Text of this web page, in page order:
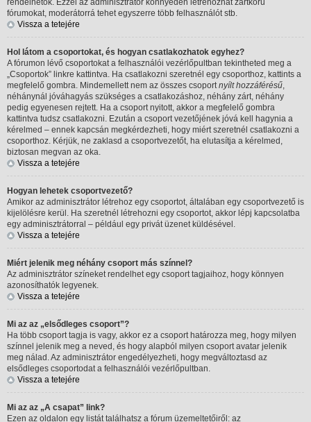
rendelhetők. Ezzel az adminisztrátor könnyedén létrehozhat zártkörű
fórumokat, moderátorrá tehet egyszerre több felhasználót stb.
Vissza a tetejére
Hol látom a csoportokat, és hogyan csatlakozhatok egyhez?
A fórumon lévő csoportokat a felhasználói vezérlőpultban tekintheted meg a
„Csoportok” linkre kattintva. Ha csatlakozni szeretnél egy csoporthoz, kattints a
megfelelő gombra. Mindemellett nem az összes csoportnyílt hozzáférésű,
néhánynál jóváhagyás szükséges a csatlakozáshoz, néhány zárt, néhány
pedig egyenesen rejtett. Ha a csoport nyitott, akkor a megfelelő gombra
kattintva tudsz csatlakozni. Ezután a csoport vezetőjének jóvá kell hagynia a
kérelmed – ennek kapcsán megkérdezheti, hogy miért szeretnél csatlakozni a
csoporthoz. Kérjük, ne zaklasd a csoportvezetőt, ha elutasítja a kérelmed,
biztosan megvan az oka.
Vissza a tetejére
Hogyan lehetek csoportvezető?
Amikor az adminisztrátor létrehoz egy csoportot, általában egy csoportvezető is
kijelölésre kerül. Ha szeretnél létrehozni egy csoportot, akkor lépj kapcsolatba
egy adminisztrátorral – például egy privát üzenet küldésével.
Vissza a tetejére
Miért jelenik meg néhány csoport más színnel?
Az adminisztrátor színeket rendelhet egy csoport tagjaihoz, hogy könnyen
azonosíthatók legyenek.
Vissza a tetejére
Mi az az „elsődleges csoport”?
Ha több csoport tagja is vagy, akkor ez a csoport határozza meg, hogy milyen
színnel jelenik meg a neved, és hogy alapból milyen csoport avatar jelenik
meg nálad. Az adminisztrátor engedélyezheti, hogy megváltoztasd az
elsődleges csoportodat a felhasználói vezérlőpultban.
Vissza a tetejére
Mi az az „A csapat” link?
Ezen az oldalon egy listát találhatsz a fórum üzemeltetőiről: az